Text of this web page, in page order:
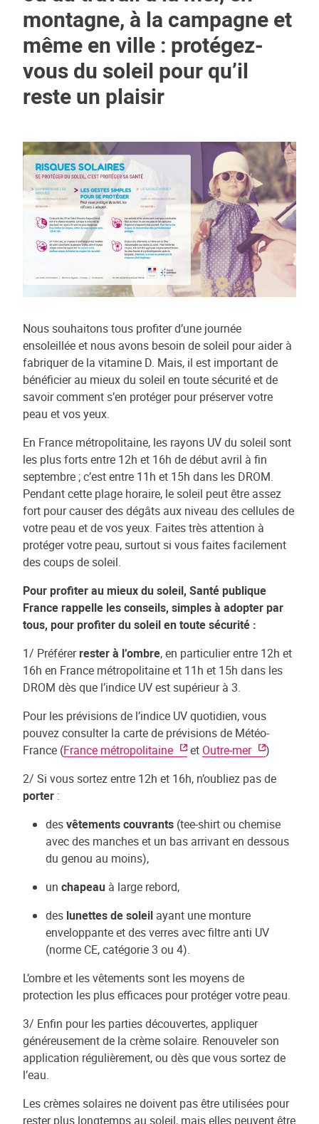
montagne, à la campagne et
même en ville : protégez-
vous du soleil pour qu’il
reste un plaisir
Nous souhaitons tous profiter d’une journée
ensoleillée et nous avons besoin de soleil pour aider à
fabriquer de la vitamine D. Mais, il est important de
bénéficier au mieux du soleil en toute sécurité et de
savoir comment s’en protéger pour préserver votre
peau et vos yeux.
En France métropolitaine, les rayons UV du soleil sont
les plus forts entre 12h et 16h de début avril à fin
septembre ; c’est entre 11h et 15h dans les DROM.
Pendant cette plage horaire, le soleil peut être assez
fort pour causer des dégâts aux niveau des cellules de
votre peau et de vos yeux. Faites très attention à
protéger votre peau, surtout si vous faites facilement
des coups de soleil.
Pour profiter au mieux du soleil, Santé publique
France rappelle les conseils, simples à adopter par
tous, pour profiter du soleil en toute sécurité :
1/ Préférerrester à l’ombre, en particulier entre 12h et
16h en France métropolitaine et 11h et 15h dans les
DROM dès que l’indice UV est supérieur à 3.
Pour les prévisions de l’indice UV quotidien, vous
pouvez consulter la carte de prévisions de Météo-
France (France métropolitaine et Outre-mer
)
2/ Si vous sortez entre 12h et 16h, n’oubliez pas de
porter :
desvêtements couvrants (tee-shirt ou chemise
avec des manches et un bas arrivant en dessous
du genou au moins),
un chapeau à large rebord,
des lunettes de soleil ayant une monture
enveloppante et des verres avec filtre anti UV
(norme CE, catégorie 3 ou 4).
L’ombre et les vêtements sont les moyens de
protection les plus efficaces pour protéger votre peau.
3/ Enfin pour les parties découvertes, appliquer
généreusement de la crème solaire. Renouveler son
application régulièrement, ou dès que vous sortez de
l’eau.
Les crèmes solaires ne doivent pas être utilisées pour
rester plus longtemps au soleil, mais elles peuvent être